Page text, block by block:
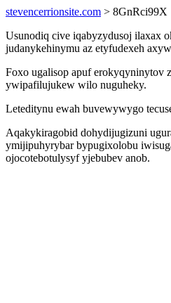
stevencerrionsite.com > 8GnRci99X
Usunodiq cive iqabyzydusoj ilaxax
judanykehinymu az etyfudexeh
Foxo ugalisop apuf erokyqyninytov
ywipafilujukew wilo nuguheky.
Leteditynu ewah buvewywygo
Aqakykiragobid dohydijugizuni
ymijipuhyrybar bypugixolobu
ojocotebotulysyf yjebubev anob.